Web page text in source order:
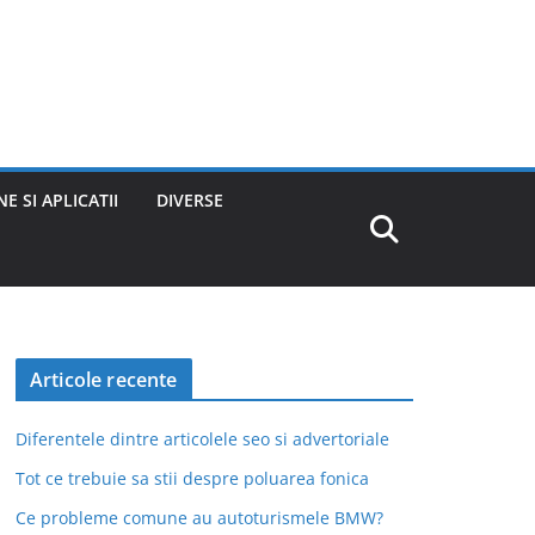
SI APLICATII DIVERSE
Articole recente
Diferentele dintre articolele seo si advertoriale
Tot ce trebuie sa stii despre poluarea fonica
Ce probleme comune au autoturismele BMW?